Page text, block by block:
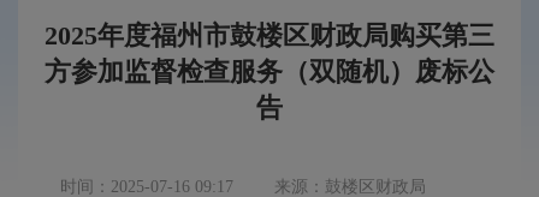
2025年度福州市鼓楼区财政局购买第三
方参加监督检查服务（双随机）废标公
告
时间：2025-07-16 09:17 来源：鼓楼区财政局